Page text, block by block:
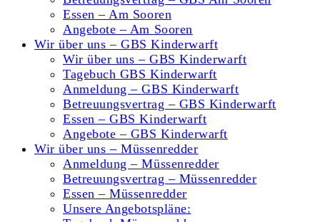
Essen – Am Sooren
Angebote – Am Sooren
Wir über uns – GBS Kinderwarft
Wir über uns – GBS Kinderwarft
Tagebuch GBS Kinderwarft
Anmeldung – GBS Kinderwarft
Betreuungsvertrag – GBS Kinderwarft
Essen – GBS Kinderwarft
Angebote – GBS Kinderwarft
Wir über uns – Müssenredder
Anmeldung – Müssenredder
Betreuungsvertrag – Müssenredder
Essen – Müssenredder
Unsere Angebotspläne: